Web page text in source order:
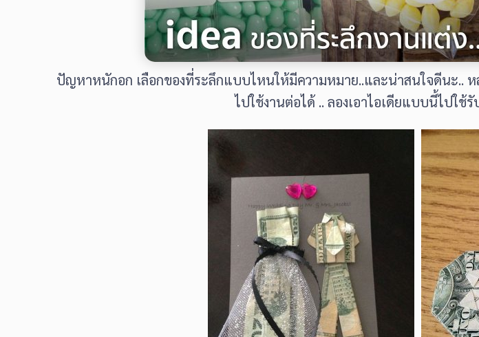
ปัญหาหนักอก เลือกของที่ระลึกแบบไหนให้มีความหมาย..และน่าสนใจดีนะ..
ไปใช้งานต่อได้ .. ลองเอาไอเดียแบบนี้ไปใช้